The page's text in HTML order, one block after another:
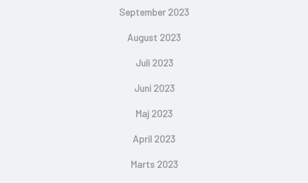
September 2023
August 2023
Juli 2023
Juni 2023
Maj 2023
April 2023
Marts 2023